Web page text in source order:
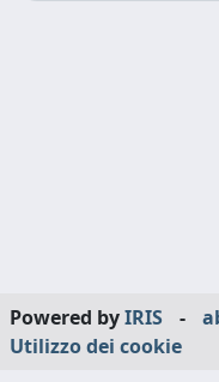
Powered byIRIS -
Utilizzo dei cookie